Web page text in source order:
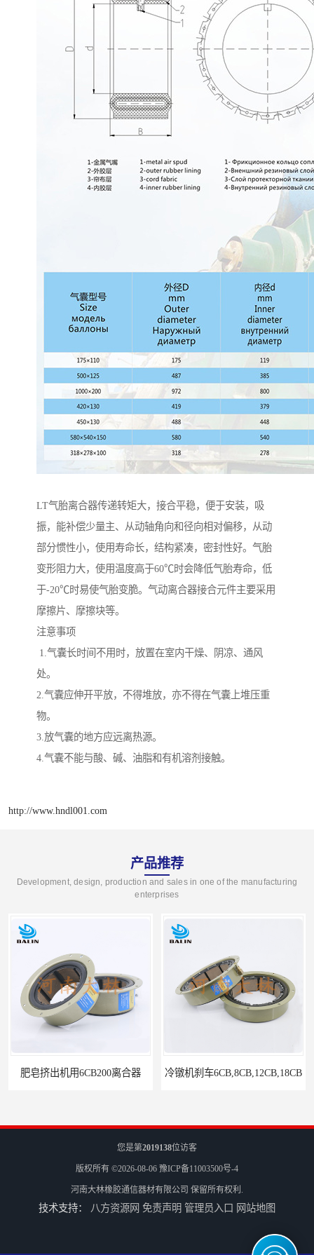
LT气胎离合器传递转矩大，接合平稳，便于安装，吸
振，能补偿少量主、从动轴角向和径向相对偏移，从动
部分惯性小，使用寿命长，结构紧凑，密封性好。气胎
变形阻力大，使用温度高于60℃时会降低气胎寿命，低
于-20℃时易使气胎变脆。气动离合器接合元件主要采用
摩擦片、摩擦块等。
注意事项
1.气囊长时间不用时，放置在室内干燥、阴凉、通风
处。
2.气囊应伸开平放，不得堆放，亦不得在气囊上堆压重
物。
3.放气囊的地方应远离热源。
4.气囊不能与酸、碱、油脂和有机溶剂接触。
http://www.hndl001.com
产品推荐
Development, design, production and sales in one of the manufacturing
enterprises
冷镦机刹车6CB,8CB,12CB,18CB Airflex同等6CB200离合器
气胎鼓式小型4CB200离合器刹车
您是第2019138位访客
版权所有 ©2026-08-06 豫ICP备11003500号-4
河南大林橡胶通信器材有限公司 保留所有权利.
技术支持： 八方资源网 免责声明 管理员入口 网站地图